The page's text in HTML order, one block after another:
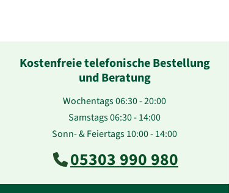
Kostenfreie telefonische Bestellung
und Beratung
Wochentags 06:30 - 20:00
Samstags 06:30 - 14:00
Sonn- & Feiertags 10:00 - 14:00
05303 990 980